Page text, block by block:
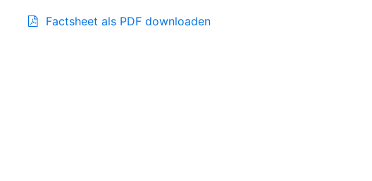
Factsheet als PDF downloaden